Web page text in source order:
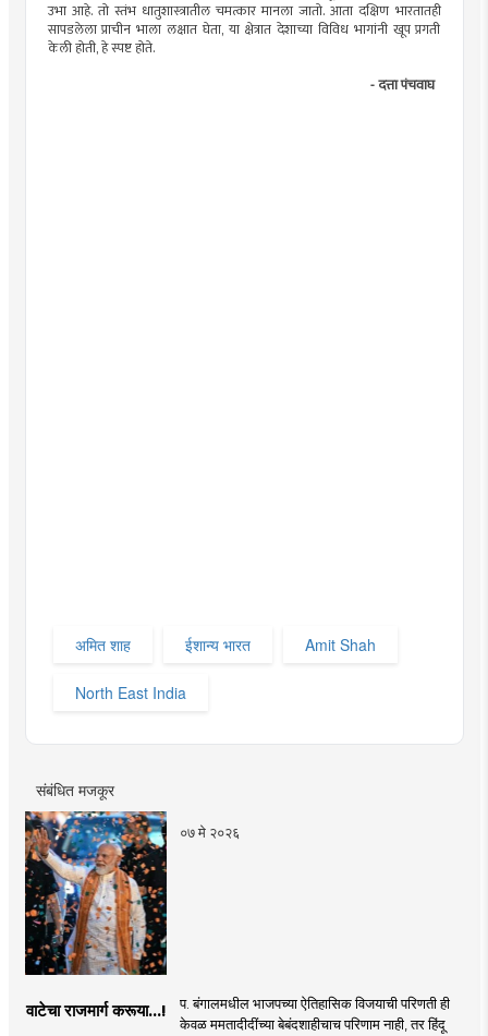
उभा आहे. तो स्तंभ धातुशास्त्रातील चमत्कार मानला जातो. आता दक्षिण भारतातही
सापडलेला प्राचीन भाला लक्षात घेता, या क्षेत्रात देशाच्या विविध भागांनी खूप प्रगती
केली होती, हे स्पष्ट होते.
- दत्ता पंचवाघ
अमित शाह ईशान्य भारत Amit Shah
North East India
संबंधित मजकूर
०७ मे २०२६
वाटेचा राजमार्ग करूया...!
प. बंगालमधील भाजपच्या ऐतिहासिक विजयाची परिणती ही
केवळ ममतादीदींच्या बेबंदशाहीचाच परिणाम नाही, तर हिंदू